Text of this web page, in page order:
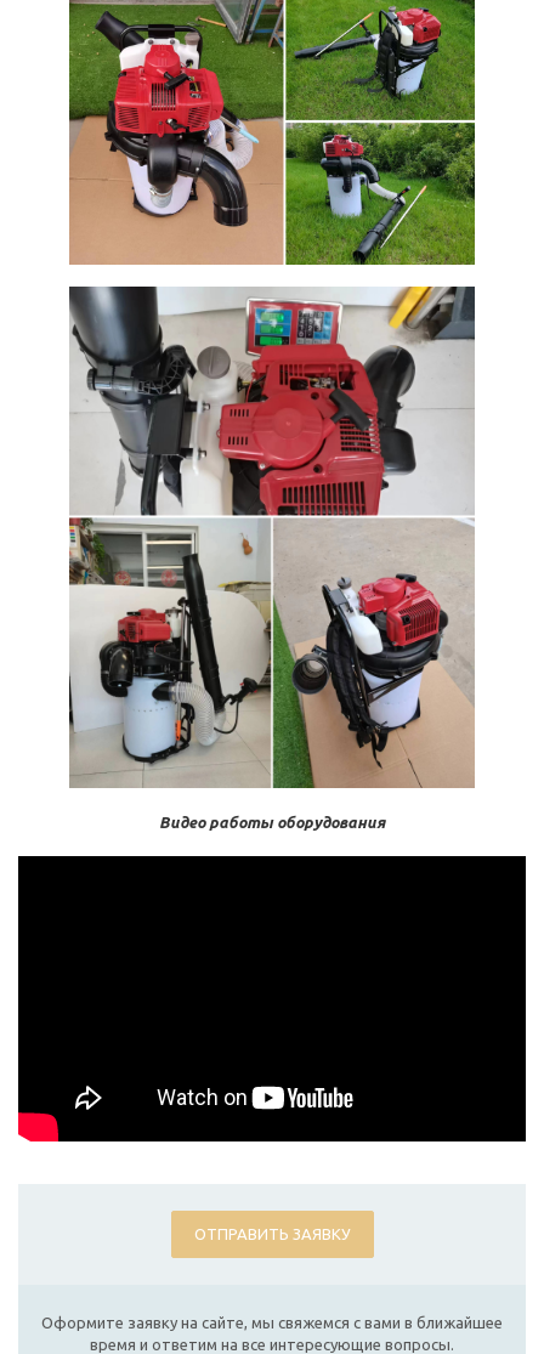
Видео работы оборудования
ОТПРАВИТЬ ЗАЯВКУ
Оформите заявку на сайте, мы свяжемся с вами в ближайшее
время и ответим на все интересующие вопросы.